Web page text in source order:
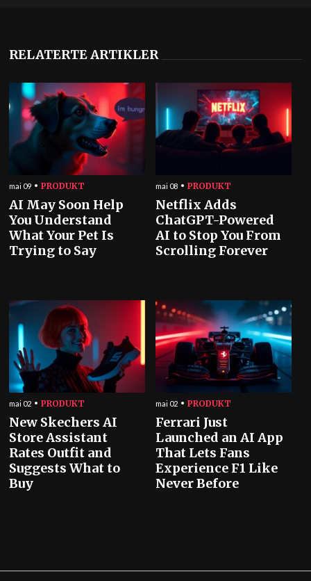
RELATERTE ARTIKLER
mai 09 PRODUKT
AI May Soon Help
You Understand
What Your Pet Is
Trying to Say
mai 08 PRODUKT
Netflix Adds
ChatGPT-Powered
AI to Stop You From
Scrolling Forever
mai 02 PRODUKT
New Skechers AI
Store Assistant
Rates Outfit and
Suggests What to
Buy
mai 02 PRODUKT
Ferrari Just
Launched an AI App
That Lets Fans
Experience F1 Like
Never Before